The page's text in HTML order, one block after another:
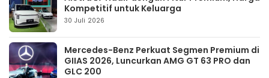
Kompetitif untuk Keluarga
30 Juli 2026
Mercedes-Benz Perkuat Segmen Premium di
GIIAS 2026, Luncurkan AMG GT 63 PRO dan
GLC 200